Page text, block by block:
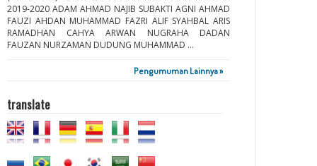
2019-2020 ADAM AHMAD NAJIB SUBAKTI AGNI AHMAD
FAUZI AHDAN MUHAMMAD FAZRI ALIF SYAHBAL ARIS
RAMADHAN CAHYA ARWAN NUGRAHA DADAN
FAUZAN NURZAMAN DUDUNG MUHAMMAD ...
Pengumuman Lainnya »
translate